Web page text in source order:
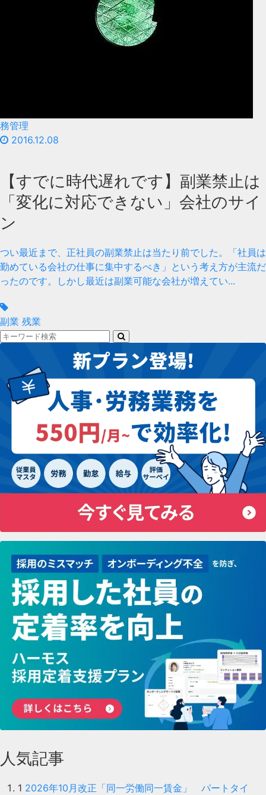
務管理
2016.12.08
【すでに時代遅れです】副業禁止は
「変化に対応できない」会社のサイ
ン
つい最近まで、正社員の副業禁止は当たり前でした。「社員は
勤めている会社の仕事に集中するべき」という考え方が主流だ
ったのです。しかし最近は副業可能な会社が増えてい...
副業 残業
検
人気記事
1 2026年10月改正「同一労働同一賃金」 パートタイ